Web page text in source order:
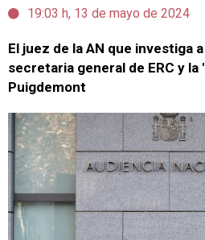
19:03 h, 13 de mayo de 2024
El juez de la AN que investiga
secretaria general de ERC y la
Puigdemont